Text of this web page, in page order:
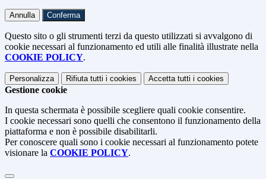
Annulla Conferma
Questo sito o gli strumenti terzi da questo utilizzati si avvalgono di
cookie necessari al funzionamento ed utili alle finalità illustrate nella
COOKIE POLICY.
Personalizza Rifiuta tutti i cookies Accetta tutti i cookies
Gestione cookie
In questa schermata è possibile scegliere quali cookie consentire.
I cookie necessari sono quelli che consentono il funzionamento della
piattaforma e non è possibile disabilitarli.
Per conoscere quali sono i cookie necessari al funzionamento potete
visionare la COOKIE POLICY.